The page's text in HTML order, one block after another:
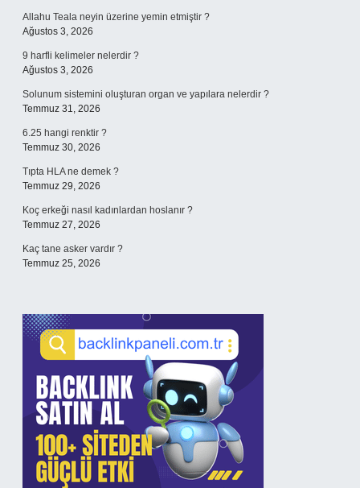
Allahu Teala neyin üzerine yemin etmiştir ?
Ağustos 3, 2026
9 harfli kelimeler nelerdir ?
Ağustos 3, 2026
Solunum sistemini oluşturan organ ve yapılara nelerdir ?
Temmuz 31, 2026
6.25 hangi renktir ?
Temmuz 30, 2026
Tıpta HLA ne demek ?
Temmuz 29, 2026
Koç erkeği nasıl kadınlardan hoslanır ?
Temmuz 27, 2026
Kaç tane asker vardır ?
Temmuz 25, 2026